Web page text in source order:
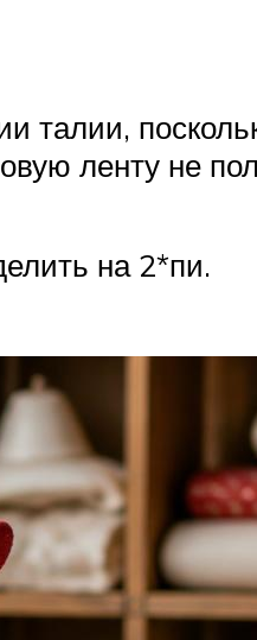
ленту не
на 2*пи.